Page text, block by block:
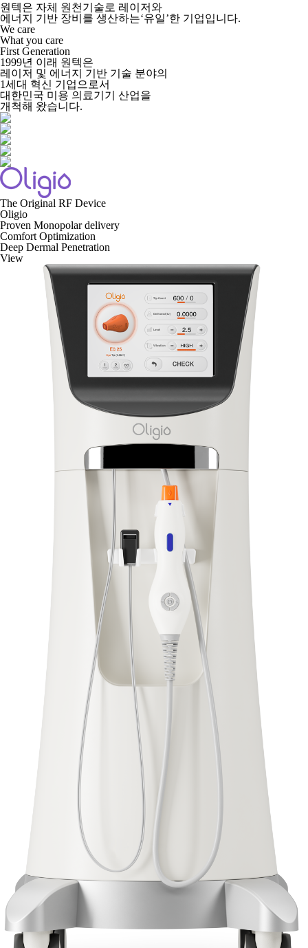
원텍은 자체 원천기술로 레이저와
에너지 기반 장비를 생산하는‘유일’한 기업입니다.
We care
What you care
First Generation
1999년 이래 원텍은
레이저 및 에너지 기반 기술 분야의
1세대 혁신 기업으로서
대한민국 미용 의료기기 산업을
개척해 왔습니다.
The Original RF Device
Oligio
Proven Monopolar delivery
Comfort Optimization
Deep Dermal Penetration
View